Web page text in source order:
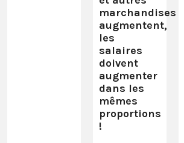
marchandises
augmentent,
les
salaires
doivent
augmenter
dans les
mêmes
proportions
!